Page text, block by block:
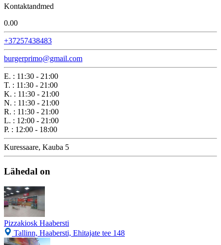
Kontaktandmed
0.00
+37257438483
burgerprimo@gmail.com
E. : 11:30 - 21:00
T. : 11:30 - 21:00
K. : 11:30 - 21:00
N. : 11:30 - 21:00
R. : 11:30 - 21:00
L. : 12:00 - 21:00
P. : 12:00 - 18:00
Kuressaare, Kauba 5
Lähedal on
Pizzakiosk Haabersti
Tallinn, Haabersti, Ehitajate tee 148